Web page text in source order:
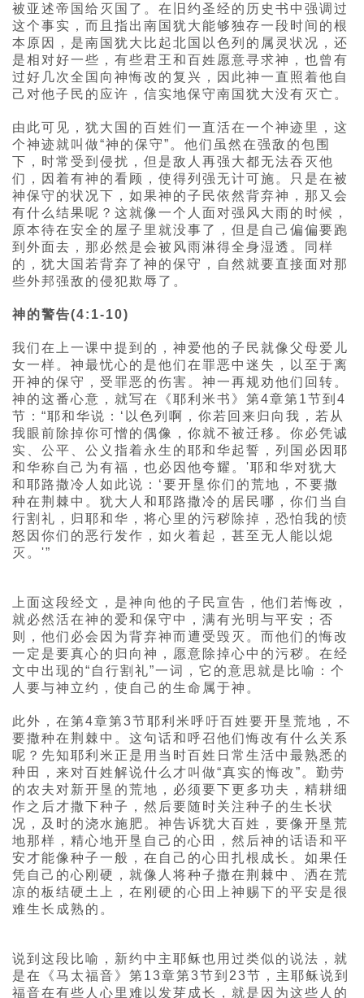
被亚述帝国给灭国了。在旧约圣经的历史书中强调过
这个事实，而且指出南国犹大能够独存一段时间的根
本原因，是南国犹大比起北国以色列的属灵状况，还
是相对好一些，有些君王和百姓愿意寻求神，也曾有
过好几次全国向神悔改的复兴，因此神一直照着他自
己对他子民的应许，信实地保守南国犹大没有灭亡。
由此可见，犹大国的百姓们一直活在一个神迹里，这
个神迹就叫做“神的保守”。他们虽然在强敌的包围
下，时常受到侵扰，但是敌人再强大都无法吞灭他
们，因着有神的看顾，使得列强无计可施。只是在被
神保守的状况下，如果神的子民依然背弃神，那又会
有什么结果呢？这就像一个人面对强风大雨的时候，
原本待在安全的屋子里就没事了，但是自己偏偏要跑
到外面去，那必然是会被风雨淋得全身湿透。同样
的，犹大国若背弃了神的保守，自然就要直接面对那
些外邦强敌的侵犯欺辱了。
神的警告(4:1-10)
我们在上一课中提到的，神爱他的子民就像父母爱儿
女一样。神最忧心的是他们在罪恶中迷失，以至于离
开神的保守，受罪恶的伤害。神一再规劝他们回转。
神的这番心意，就写在《耶利米书》第4章第1节到4
节：“耶和华说：‘以色列啊，你若回来归向我，若从
我眼前除掉你可憎的偶像，你就不被迁移。你必凭诚
实、公平、公义指着永生的耶和华起誓，列国必因耶
和华称自己为有福，也必因他夸耀。'耶和华对犹大
和耶路撒冷人如此说：‘要开垦你们的荒地，不要撒
种在荆棘中。犹大人和耶路撒冷的居民哪，你们当自
行割礼，归耶和华，将心里的污秽除掉，恐怕我的愤
怒因你们的恶行发作，如火着起，甚至无人能以熄
灭。'”
上面这段经文，是神向他的子民宣告，他们若悔改，
就必然活在神的爱和保守中，满有光明与平安；否
则，他们必会因为背弃神而遭受毁灭。而他们的悔改
一定是要真心的归向神，愿意除掉心中的污秽。在经
文中出现的“自行割礼”一词，它的意思就是比喻：个
人要与神立约，使自己的生命属于神。
此外，在第4章第3节耶利米呼吁百姓要开垦荒地，不
要撒种在荆棘中。这句话和呼召他们悔改有什么关系
呢？先知耶利米正是用当时百姓日常生活中最熟悉的
种田，来对百姓解说什么才叫做“真实的悔改”。勤劳
的农夫对新开垦的荒地，必须要下更多功夫，精耕细
作之后才撒下种子，然后要随时关注种子的生长状
况，及时的浇水施肥。神告诉犹大百姓，要像开垦荒
地那样，精心地开垦自己的心田，然后神的话语和平
安才能像种子一般，在自己的心田扎根成长。如果任
凭自己的心刚硬，就像人将种子撒在荆棘中、洒在荒
凉的板结硬土上，在刚硬的心田上神赐下的平安是很
难生长成熟的。
说到这段比喻，新约中主耶稣也用过类似的说法，就
是在《马太福音》第13章第3节到23节，主耶稣说到
福音在有些人心里难以发芽成长，就是因为这些人的